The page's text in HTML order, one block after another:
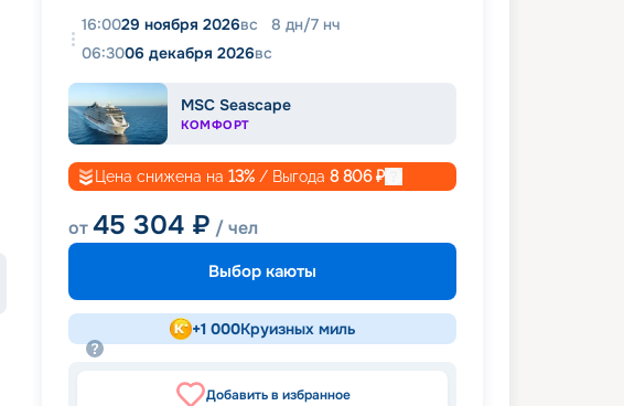
16:0029 ноября 2026вс 8 дн/7 нч
06:3006 декабря 2026вс
MSC Seascape
КОМФОРТ
Цена снижена на 13% / Выгода 8 806₽
от45 304 ₽ / чел
Выбор каюты
+1 000Круизных миль
Добавить в избранное